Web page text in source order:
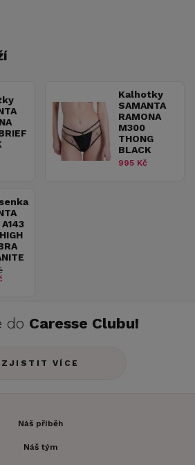
Kalhotky
SAMANTA
RAMONA
M300
THONG
BLACK
995 Kč
do Caresse Clubu!
ZJISTIT VÍCE
Náš příběh
Náš tým